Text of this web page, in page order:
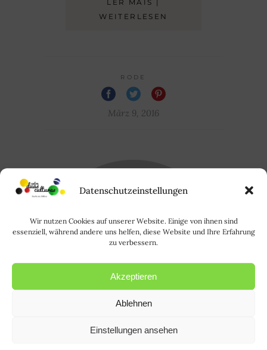
Datenschutzeinstellungen
Wir nutzen Cookies auf unserer Website. Einige von ihnen sind
essenziell, während andere uns helfen, diese Website und Ihre Erfahrung
zu verbessern.
Akzeptieren
Ablehnen
Einstellungen ansehen
LER MAIS |
WEITERLESEN
RODE
März 9, 2016